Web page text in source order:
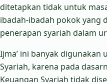
ditetapkan tidak untuk
ibadah-ibadah pokok yang
penerapan syariah dalam
Ijma’ ini banyak digunakan
Syariah, karena pada
Keuangan Syariah tidak